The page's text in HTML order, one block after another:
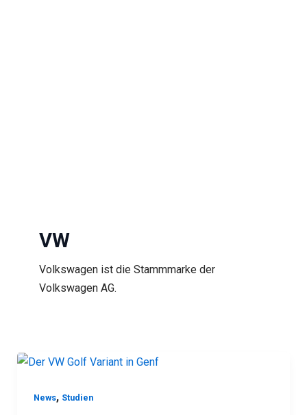
VW
Volkswagen ist die Stammmarke der
Volkswagen AG.
News, Studien